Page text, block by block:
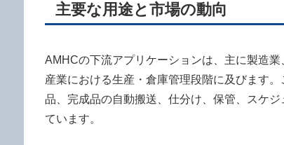
主要な用途と市場の動向
AMHCの下流アプリケーションは、主に製造
産業における生産・倉庫管理段階に及びます
品、完成品の自動搬送、仕分け、保管、スケ
ています。